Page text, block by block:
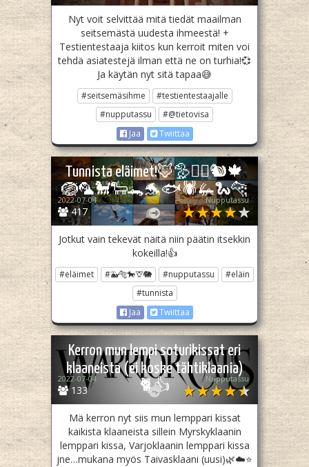
Nyt voit selvittää mitä tiedät maailman
seitsemästä uudesta ihmeestä! +
Testientestaaja kiitos kun kerroit miten voi
tehdä asiatestejä ilman että ne on turhia!💞
Ja käytän nyt sitä tapaa😅
#seitsemäsihme
#testientestaajalle
#nupputassu
#@tietovisa
Jaa
Twiittaa
Tunnista eläimet!🦊🦤🐕‍🦺🐿🍁
🪺🦜🐩🐑🐊🐬🐟🕷🦗🐍🐆
417
2022-07-04 Nupputassu
Jotkut vain tekevät näitä niin päätin itsekkin
kokeilla!👍
#eläimet #🐳🐅🐎🦒🐘 #nupputassu
#eläin
#tunnista
Jaa
Twiittaa
Kerron mun lempi soturikissat eri
klaaneista (ei koske tähtiklaania)
🐈👍
133
2022-07-04 Nupputassu
Mä kerron nyt siis mun lemppari kissat
kaikista klaaneista sillein Myrskyklaanin
lemppari kissa, Varjoklaanin lemppari kissa
jne…mukana myös Taivasklaani (uusi)🌿☁️⭐️